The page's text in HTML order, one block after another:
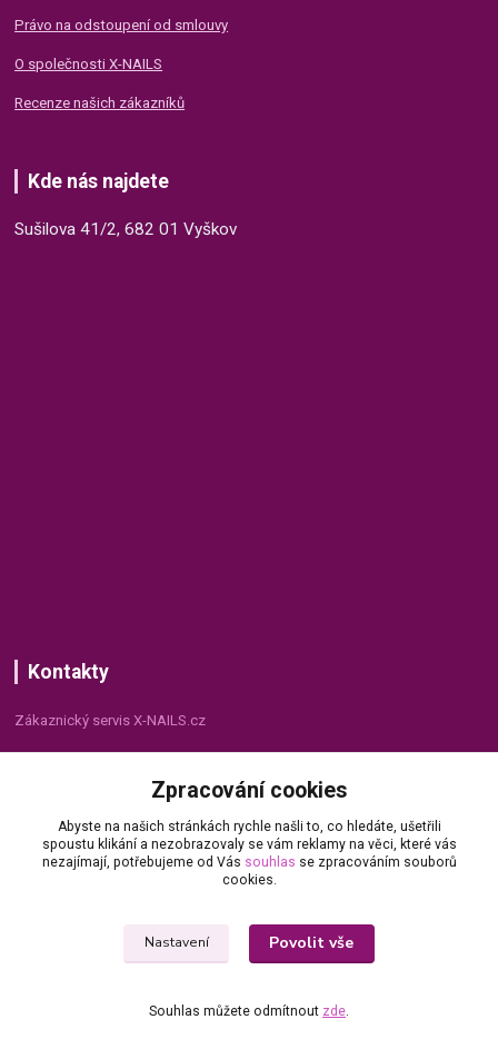
Právo na odstoupení od smlouvy
O společnosti X-NAILS
Recenze našich zákazníků
Kde nás najdete
Sušilova 41/2, 682 01 Vyškov
Kontakty
Zákaznický servis X-NAILS.cz
+420 735 055 075
(Po - Pá, 8 - 16 hod.)
info@x-nails.cz
Zpracování cookies
Abyste na našich stránkách rychle našli to, co hledáte, ušetřili
spoustu klikání a nezobrazovaly se vám reklamy na věci, které vás
nezajímají, potřebujeme od Vás souhlas se zpracováním souborů
cookies.
Nastavení Povolit vše
Souhlas můžete odmítnout zde.